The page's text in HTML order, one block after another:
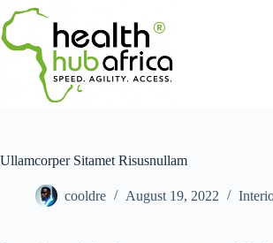
Ullamcorper Sitamet Risusnullam
cooldre August 19, 2022